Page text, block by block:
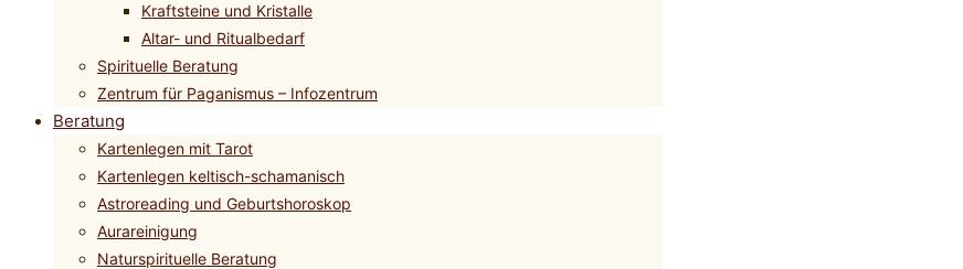
Kraftsteine und Kristalle
Altar- und Ritualbedarf
Spirituelle Beratung
Zentrum für Paganismus – Infozentrum
Beratung
Kartenlegen mit Tarot
Kartenlegen keltisch-schamanisch
Astroreading und Geburtshoroskop
Aurareinigung
Naturspirituelle Beratung